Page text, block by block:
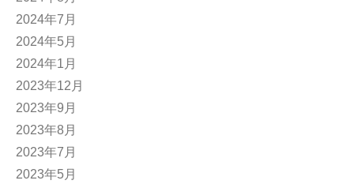
2024年7月
2024年5月
2024年1月
2023年12月
2023年9月
2023年8月
2023年7月
2023年5月